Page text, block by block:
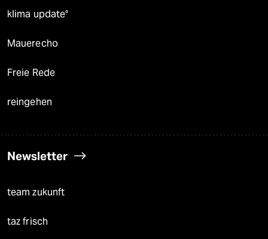
klima update°
Mauerecho
Freie Rede
reingehen
Newsletter
team zukunft
taz frisch